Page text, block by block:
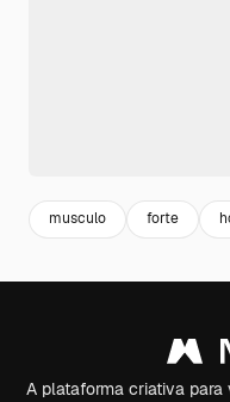
musculo forte
A plataforma criativa